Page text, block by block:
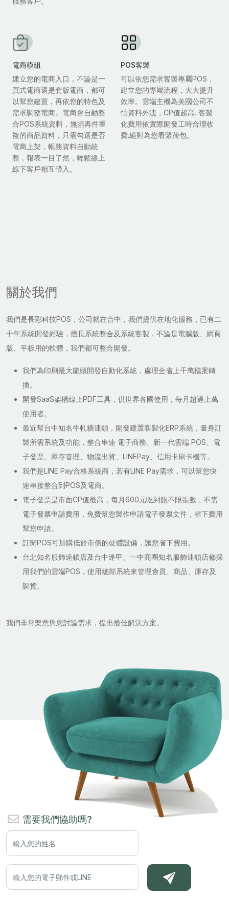
電商模組
建立您的電商入口，不論是一
頁式電商還是套版電商，都可
以幫您建置，再依您的特色及
需求調整電商。電商會自動整
合POS系統資料，無須再件重
複的商品資料，只需勾選是否
電商上架，帳務資料自動統
整，報表一目了然，輕鬆線上
線下客戶相互帶入。
POS客製
可以依您需求客製專屬POS，
建立您的專屬流程，大大提升
效率。雲端主機為美國公司不
怕資料外洩，CP值超高. 客製
化費用依實際開發工時合理收
費.絕對為您看緊荷包。
關於我們
我們是長彩科技POS，公司就在台中，我們提供在地化服務，已有二
十年系統開發經驗，擅長系統整合及系統客製，不論是電腦版、網頁
版、平板用的軟體，我們都可整合開發。
我們為印刷最大龍頭開發自動化系統，處理全省上千萬檔案轉
換。
開發SaaS架構線上PDF工具，供世界各國使用，每月超過上萬
使用者。
最近幫台中知名牛軋糖連鎖，開發建置客製化ERP系統，量身訂
製所需系統及功能，整合串連 電子商務、新一代雲端 POS、電
子發票、庫存管理、物流出貨、LINEPay、信用卡刷卡機等。
我們是LINE Pay合格系統商，若有LINE Pay需求，可以幫您快
速串接整合到POS及電商。
電子發票是市面CP值最高，每月600元吃到飽不限張數，不需
電子發票申請費用，免費幫您製作申請電子發票文件，省下費用
幫您申請。
訂閱POS可加購低於市價的硬體設備，讓您省下費用。
台北知名服飾連鎖店及台中逢甲、一中商圈知名服飾連鎖店都採
用我們的雲端POS，使用總部系統來管理會員、商品、庫存及
調貨。
我們非常樂意與您討論需求，提出最佳解決方案。
需要我們協助嗎?